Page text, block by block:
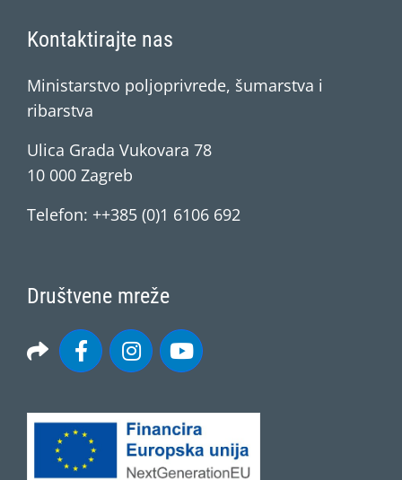
Kontaktirajte nas
Ministarstvo poljoprivrede, šumarstva i
ribarstva
Ulica Grada Vukovara 78
10 000 Zagreb
Telefon: ++385 (0)1 6106 692
Društvene mreže